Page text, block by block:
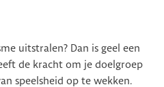
uitstralen? Dan is geel een
de kracht om je doelgroep
speelsheid op te wekken.